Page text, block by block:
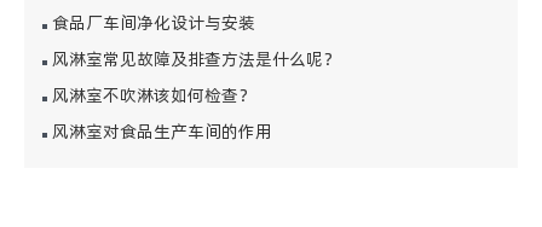
食品厂车间净化设计与安装
风淋室常见故障及排查方法是什么呢？
风淋室不吹淋该如何检查？
风淋室对食品生产车间的作用